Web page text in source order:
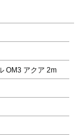
OM3 アクア 2m